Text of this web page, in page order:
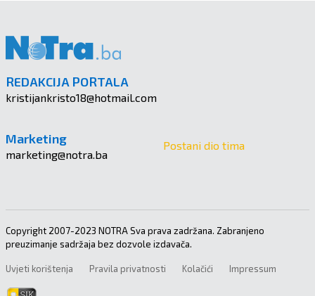
REDAKCIJA PORTALA
kristijankristo18@hotmail.com
Marketing
marketing@notra.ba
Postani dio tima
Copyright 2007-2023 NOTRA Sva prava zadržana. Zabranjeno
preuzimanje sadržaja bez dozvole izdavača.
Uvjeti korištenja Pravila privatnosti Kolačići Impressum